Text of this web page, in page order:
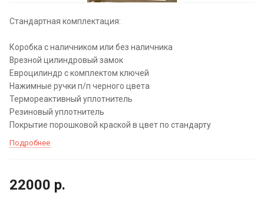
Стандартная комплектация:
Коробка с наличником или без наличника
Врезной цилиндровый замок
Евроцилиндр с комплектом ключей
Нажимные ручки п/п черного цвета
Термореактивный уплотнитель
Резиновый уплотнитель
Покрытие порошковой краской в цвет по стандарту
Подробнее
22000 р.